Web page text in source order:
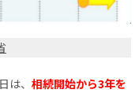
は、 相続開始から3年を